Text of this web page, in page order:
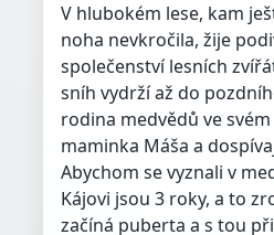
V hlubokém lese, kam
noha nevkročila, žije
společenství lesních
sníh vydrží až do
rodina medvědů ve
maminka Máša a
Abychom se vyznali v
Kájovi jsou 3 roky, a to
začíná puberta a s tou